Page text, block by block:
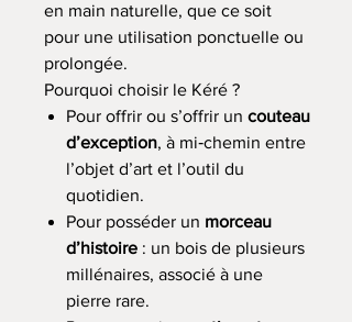
en main naturelle, que ce soit
pour une utilisation ponctuelle ou
prolongée.
Pourquoi choisir le Kéré ?
Pour offrir ou s’offrir un couteau
d’exception, à mi‑chemin entre
l’objet d’art et l’outil du
quotidien.
Pour posséder un morceau
d’histoire : un bois de plusieurs
millénaires, associé à une
pierre rare.